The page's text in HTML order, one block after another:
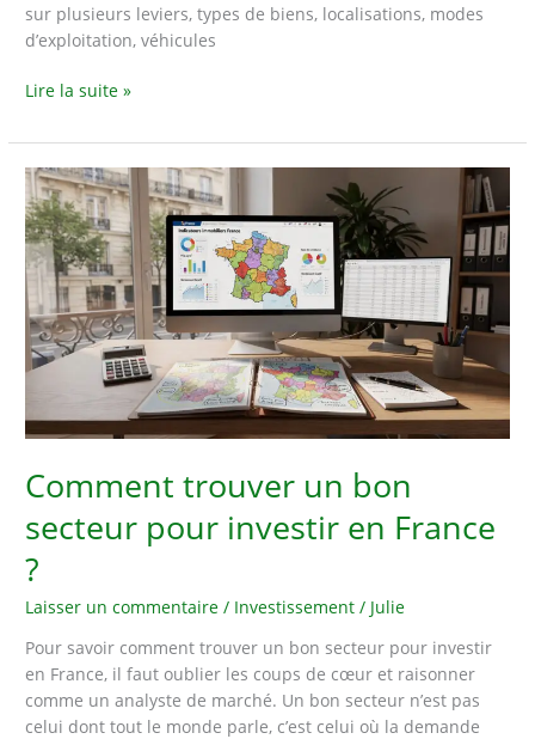
sur plusieurs leviers, types de biens, localisations, modes
d’exploitation, véhicules
Comment
ses
investissements
immobiliers
?
Lire la suite »
Comment trouver un bon
secteur pour investir en France
?
Laisser un commentaire / Investissement / Julie
Pour savoir comment trouver un bon secteur pour investir
en France, il faut oublier les coups de cœur et raisonner
comme un analyste de marché. Un bon secteur n’est pas
celui dont tout le monde parle, c’est celui où la demande